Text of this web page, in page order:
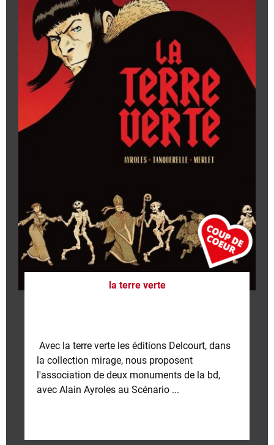
la terre verte
Avec la terre verte les éditions Delcourt, dans
la collection mirage, nous proposent
l'association de deux monuments de la bd,
avec Alain Ayroles au Scénario ...